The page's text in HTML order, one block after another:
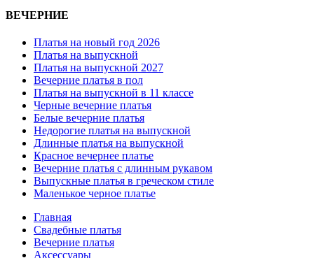
ВЕЧЕРНИЕ
Платья на новый год 2026
Платья на выпускной
Платья на выпускной 2027
Вечерние платья в пол
Платья на выпускной в 11 классе
Черные вечерние платья
Белые вечерние платья
Недорогие платья на выпускной
Длинные платья на выпускной
Красное вечернее платье
Вечерние платья с длинным рукавом
Выпускные платья в греческом стиле
Маленькое черное платье
Главная
Свадебные платья
Вечерние платья
Аксессуары